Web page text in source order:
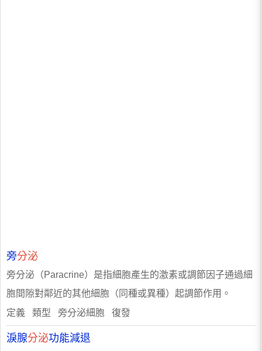
旁分泌
旁分泌（Paracrine）是指細胞產生的激素或調節因子通過細
胞間隙對鄰近的其他細胞（同種或異種）起調節作用。
定義 類型 旁分泌細胞 復發
淚腺分泌功能減退